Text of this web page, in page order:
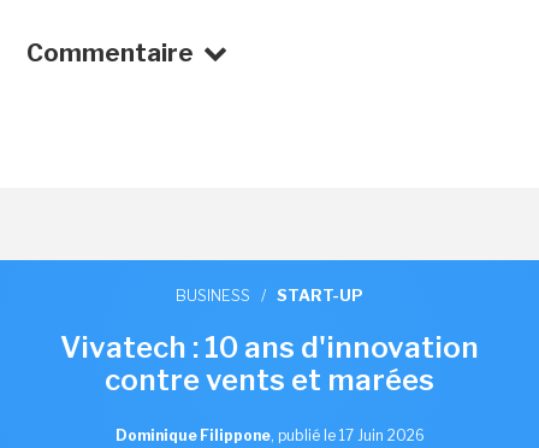
Commentaire
BUSINESS / START-UP
Vivatech : 10 ans d'innovation
contre vents et marées
Dominique Filippone, publié le 17 Juin 2026